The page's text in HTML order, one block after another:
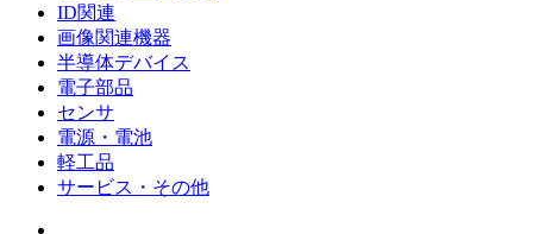
ID関連
画像関連機器
半導体デバイス
電子部品
センサ
電源・電池
軽工品
サービス・その他